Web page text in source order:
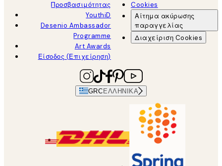
Προσβασιμότητας
YouthiD
Desenio Ambassador
Programme
Art Awards
Είσοδος (Επιχείρηση)
Cookies
Αίτημα ακύρωσης
παραγγελίας
Διαχείριση Cookies
GRCΕΛΛΗΝΙΚΆ